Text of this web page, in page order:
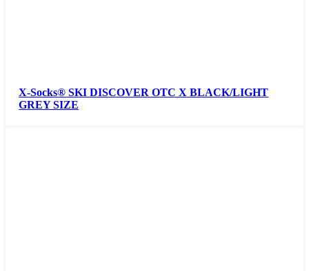
X-Socks® SKI DISCOVER OTC X BLACK/LIGHT
GREY SIZE